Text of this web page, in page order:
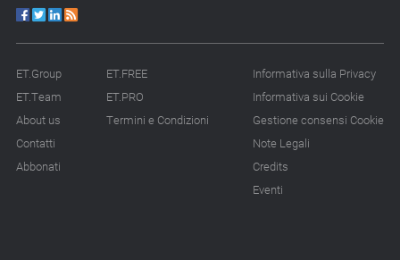
ET.Group
ET.Team
About us
Contatti
Abbonati
ET.FREE
ET.PRO
Termini e Condizioni
Informativa sulla Privacy
Informativa sui Cookie
Gestione consensi Cookie
Note Legali
Credits
Eventi